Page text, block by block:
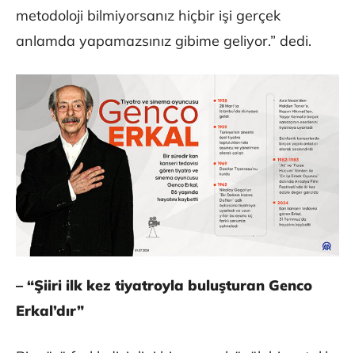
metodoloji bilmiyorsanız hiçbir işi gerçek
anlamda yapamazsınız gibime geliyor.” dedi.
– “Şiiri ilk kez tiyatroyla buluşturan Genco
Erkal’dır”